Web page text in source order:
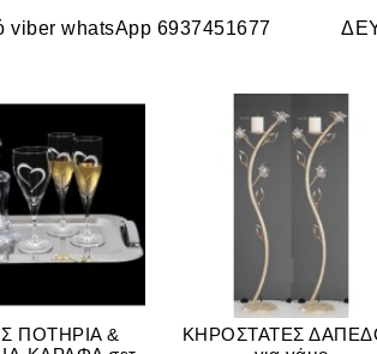
whatsApp 6937451677
ΠΟΤΗΡΙΑ &
ΚΗΡΟΣΤΑΤΕΣ